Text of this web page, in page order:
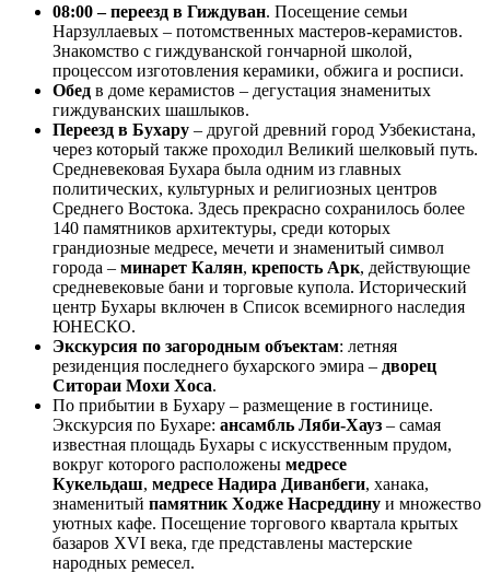
08:00 – переезд в Гиждуван. Посещение семьи
Нарзуллаевых – потомственных мастеров-керамистов.
Знакомство с гиждуванской гончарной школой,
процессом изготовления керамики, обжига и росписи.
Обед в доме керамистов – дегустация знаменитых
гиждуванских шашлыков.
Переезд в Бухару – другой древний город Узбекистана,
через который также проходил Великий шелковый путь.
Средневековая Бухара была одним из главных
политических, культурных и религиозных центров
Среднего Востока. Здесь прекрасно сохранилось более
140 памятников архитектуры, среди которых
грандиозные медресе, мечети и знаменитый символ
города – минарет Калян, крепость Арк, действующие
средневековые бани и торговые купола. Исторический
центр Бухары включен в Список всемирного наследия
ЮНЕСКО.
Экскурсия по загородным объектам: летняя
резиденция последнего бухарского эмира – дворец
Ситораи Мохи Хоса.
По прибытии в Бухару – размещение в гостинице.
Экскурсия по Бухаре: ансамбль Ляби-Хауз – самая
известная площадь Бухары с искусственным прудом,
вокруг которого расположены медресе
Кукельдаш, медресе Надира Диванбеги, ханака,
знаменитый памятник Ходже Насреддину и множество
уютных кафе. Посещение торгового квартала крытых
базаров XVI века, где представлены мастерские
народных ремесел.